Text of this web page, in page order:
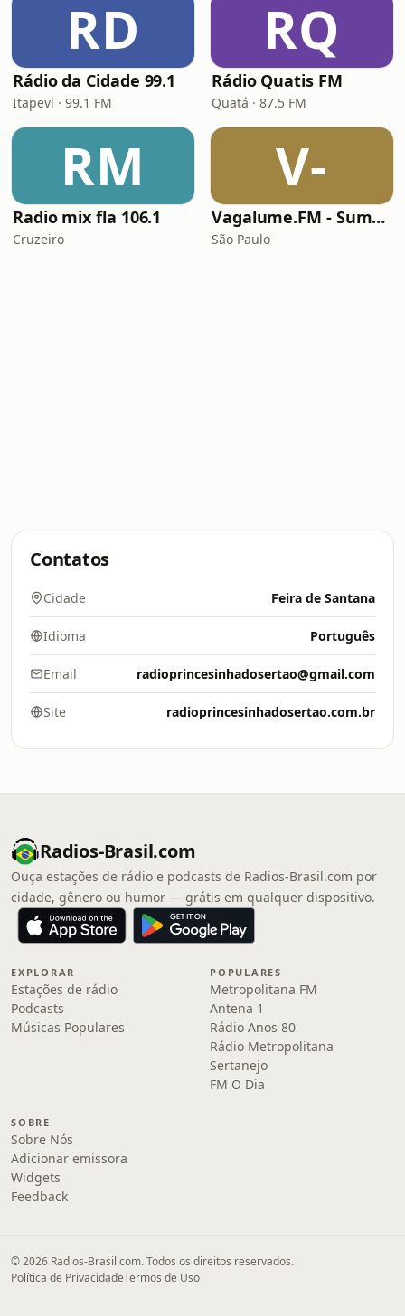
RD
Rádio da Cidade 99.1
Itapevi · 99.1 FM
RQ
Rádio Quatis FM
Quatá · 87.5 FM
RM
Radio mix fla 106.1
Cruzeiro
V-
Vagalume.FM - Summer
São Paulo
Contatos
Cidade Feira de Santana
Idioma Português
Email radioprincesinhadosertao@gmail.com
Site radioprincesinhadosertao.com.br
Radios-Brasil.com
Ouça estações de rádio e podcasts de Radios-Brasil.com por
cidade, gênero ou humor — grátis em qualquer dispositivo.
EXPLORAR
Estações de rádio
Podcasts
Músicas Populares
POPULARES
Metropolitana FM
Antena 1
Rádio Anos 80
Rádio Metropolitana
Sertanejo
FM O Dia
SOBRE
Sobre Nós
Adicionar emissora
Widgets
Feedback
© 2026 Radios-Brasil.com. Todos os direitos reservados.
Política de PrivacidadeTermos de Uso